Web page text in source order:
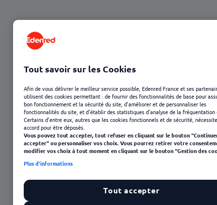
Tout savoir sur les Cookies
Afin de vous délivrer le meilleur service possible, Edenred France et ses
utilisent des cookies permettant : de fournir des fonctionnalités de base pour
bon fonctionnement et la sécurité du site, d'améliorer et de personnaliser les
fonctionnalités du site, et d'établir des statistiques d'analyse de la fréquentation
Certains d'entre eux, autres que les cookies fonctionnels et de sécurité,
accord pour être déposés.
Vous pouvez tout accepter, tout refuser en cliquant sur le bouton
accepter" ou personnaliser vos choix. Vous pourrez retirer votre
modifier vos choix à tout moment en cliquant sur le bouton "Gestion des
Plus d'informations
Tout accepter